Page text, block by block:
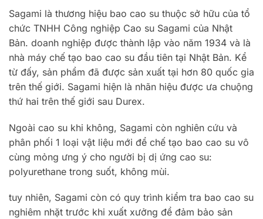
Sagami là thương hiệu bao cao su thuộc sở hữu của tổ
chức TNHH Công nghiệp Cao su Sagami của Nhật
Bản. doanh nghiệp được thành lập vào năm 1934 và là
nhà máy chế tạo bao cao su đầu tiên tại Nhật Bản. Kể
từ đấy, sản phẩm đã được sản xuất tại hơn 80 quốc gia
trên thế giới. Sagami hiện là nhãn hiệu được ưa chuộng
thứ hai trên thế giới sau Durex.
Ngoài cao su khi không, Sagami còn nghiên cứu và
phân phối 1 loại vật liệu mới để chế tạo bao cao su vô
cùng mỏng ưng ý cho người bị dị ứng cao su:
polyurethane trong suốt, không mùi.
tuy nhiên, Sagami còn có quy trình kiểm tra bao cao su
nghiêm nhặt trước khi xuất xưởng để đảm bảo sản